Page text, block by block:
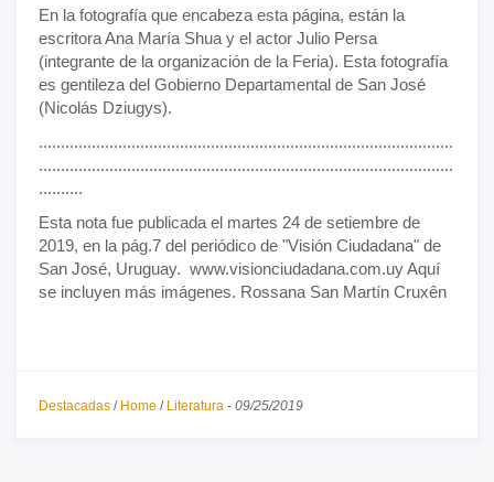
En la fotografía que encabeza esta página, están la
escritora Ana María Shua y el actor Julio Persa
(integrante de la organización de la Feria). Esta fotografía
es gentileza del Gobierno Departamental de San José
(Nicolás Dziugys).
..............................................................................................
..............................................................................................
..........
Esta nota fue publicada el martes 24 de setiembre de
2019, en la pág.7 del periódico de "Visión Ciudadana" de
San José, Uruguay. www.visionciudadana.com.uy Aquí
se incluyen más imágenes. Rossana San Martín Cruxên
Destacadas / Home / Literatura - 09/25/2019